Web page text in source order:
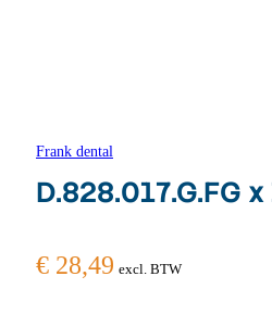
Frank dental
D.828.017.G.FG
€ 28,49 excl. BTW